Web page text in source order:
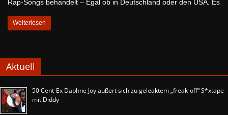
Rap-Songs behandelt – Egal ob in Deutschland oder den USA. Es
Weiterlesen
Aktuell
50 Cent-Ex Daphne Joy äußert sich zu geleaktem „freak-off“ S*xtape
mit Diddy